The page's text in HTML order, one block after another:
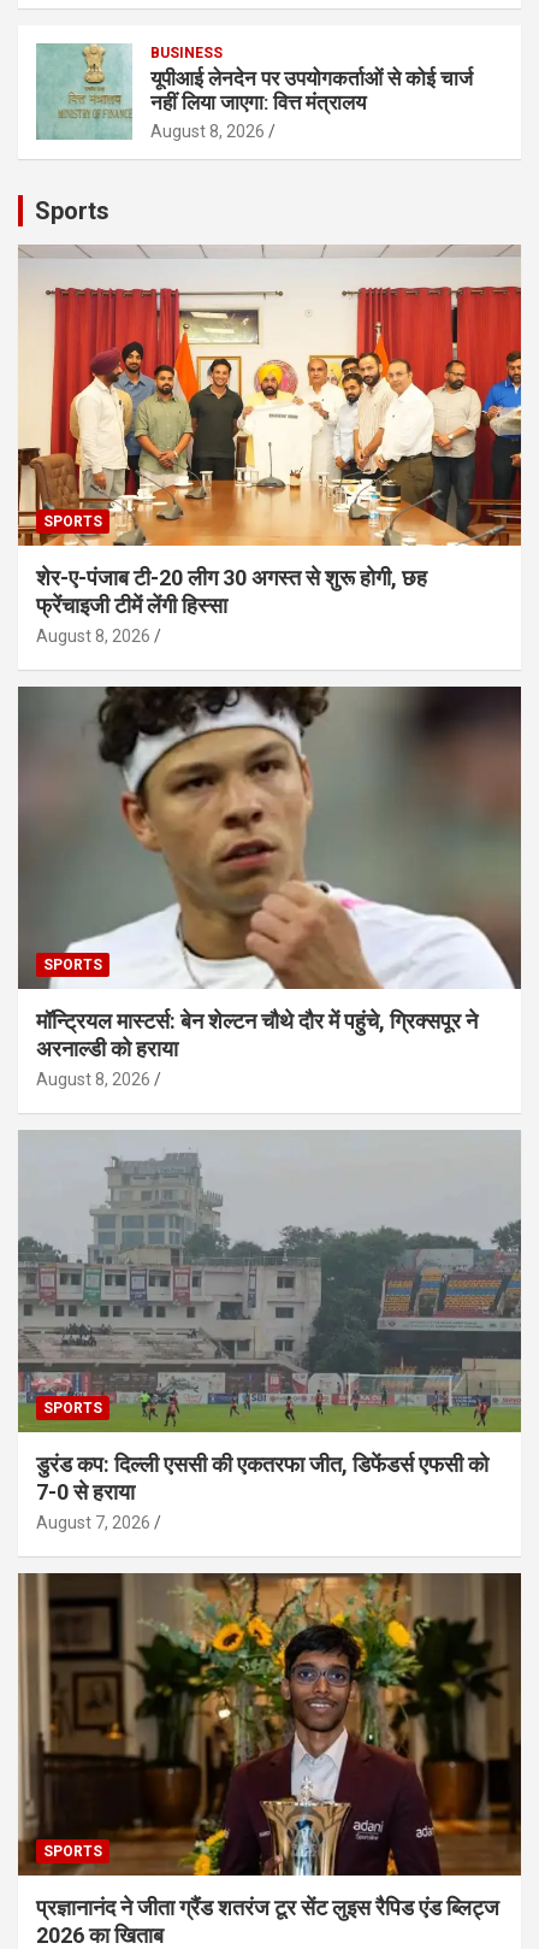
BUSINESS
यूपीआई लेनदेन पर उपयोगकर्ताओं से कोई चार्ज
नहीं लिया जाएगा: वित्त मंत्रालय
August 8, 2026
Sports
SPORTS
शेर-ए-पंजाब टी-20 लीग 30 अगस्त से शुरू होगी, छह
फ्रेंचाइजी टीमें लेंगी हिस्सा
August 8, 2026
SPORTS
मॉन्ट्रियल मास्टर्स: बेन शेल्टन चौथे दौर में पहुंचे, ग्रिक्सपूर ने
अरनाल्डी को हराया
August 8, 2026
SPORTS
डुरंड कप: दिल्ली एससी की एकतरफा जीत, डिफेंडर्स एफसी को
7-0 से हराया
August 7, 2026
SPORTS
प्रज्ञानानंद ने जीता ग्रैंड शतरंज टूर सेंट लुइस रैपिड एंड ब्लिट्ज
2026 का खिताब